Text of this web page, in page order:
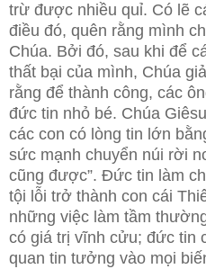
trừ được nhiều quỉ. Có lẽ
điều đó, quên rằng mình
Chúa. Bởi đó, sau khi để
thất bại của mình, Chúa
rằng để thành công, các
đức tin nhỏ bé. Chúa
các con có lòng tin lớn
sức mạnh chuyển núi rời
cũng được”. Đức tin làm
tội lỗi trở thành con cái
những việc làm tầm
có giá trị vĩnh cửu; đức tin
quan tin tưởng vào mọi